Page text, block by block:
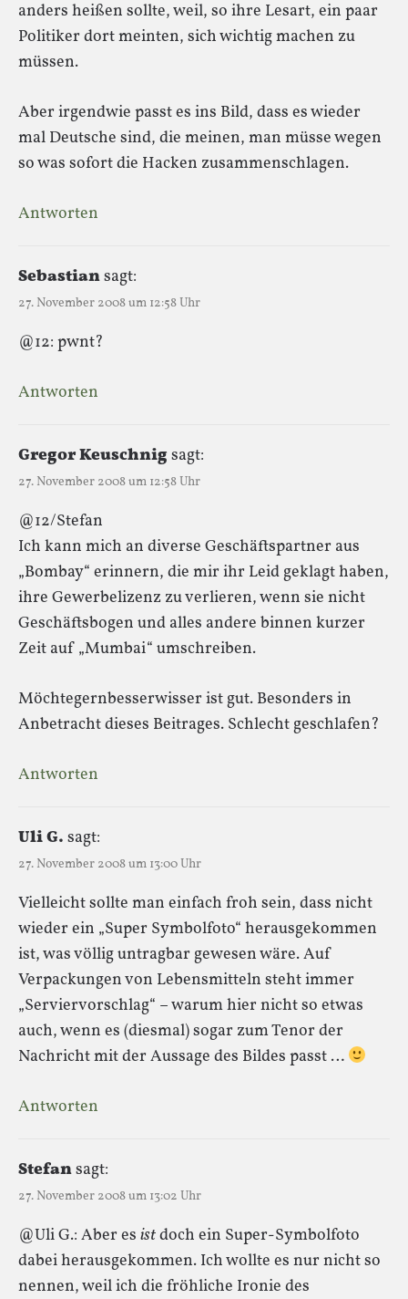
anders heißen sollte, weil, so ihre Lesart, ein paar
Politiker dort meinten, sich wichtig machen zu
müssen.
Aber irgendwie passt es ins Bild, dass es wieder
mal Deutsche sind, die meinen, man müsse wegen
so was sofort die Hacken zusammenschlagen.
Antworten
Sebastiansagt:
27. November 2008 um 12:58 Uhr
@12: pwnt?
Antworten
Gregor Keuschnigsagt:
27. November 2008 um 12:58 Uhr
@12/Stefan
Ich kann mich an diverse Geschäftspartner aus
„Bombay“ erinnern, die mir ihr Leid geklagt haben,
ihre Gewerbelizenz zu verlieren, wenn sie nicht
Geschäftsbogen und alles andere binnen kurzer
Zeit auf „Mumbai“ umschreiben.
Möchtegernbesserwisser ist gut. Besonders in
Anbetracht dieses Beitrages. Schlecht geschlafen?
Antworten
Uli G. sagt:
27. November 2008 um 13:00 Uhr
Vielleicht sollte man einfach froh sein, dass nicht
wieder ein „Super Symbolfoto“ herausgekommen
ist, was völlig untragbar gewesen wäre. Auf
Verpackungen von Lebensmitteln steht immer
„Serviervorschlag“ – warum hier nicht so etwas
auch, wenn es (diesmal) sogar zum Tenor der
Nachricht mit der Aussage des Bildes passt …
Antworten
Stefansagt:
27. November 2008 um 13:02 Uhr
@Uli G.: Aber es istdoch ein Super-Symbolfoto
dabei herausgekommen. Ich wollte es nur nicht so
nennen, weil ich die fröhliche Ironie des